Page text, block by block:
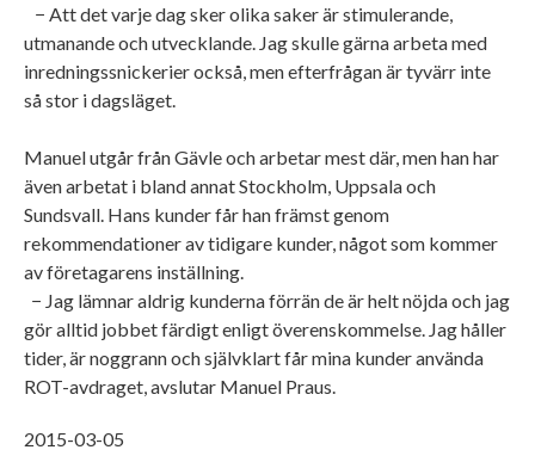
− Att det varje dag sker olika saker är stimulerande,
utmanande och utvecklande. Jag skulle gärna arbeta med
inredningssnickerier också, men efterfrågan är tyvärr inte
så stor i dagsläget.
Manuel utgår från Gävle och arbetar mest där, men han har
även arbetat i bland annat Stockholm, Uppsala och
Sundsvall. Hans kunder får han främst genom
rekommendationer av tidigare kunder, något som kommer
av företagarens inställning.
− Jag lämnar aldrig kunderna förrän de är helt nöjda och jag
gör alltid jobbet färdigt enligt överenskommelse. Jag håller
tider, är noggrann och självklart får mina kunder använda
ROT-avdraget, avslutar Manuel Praus.
2015-03-05